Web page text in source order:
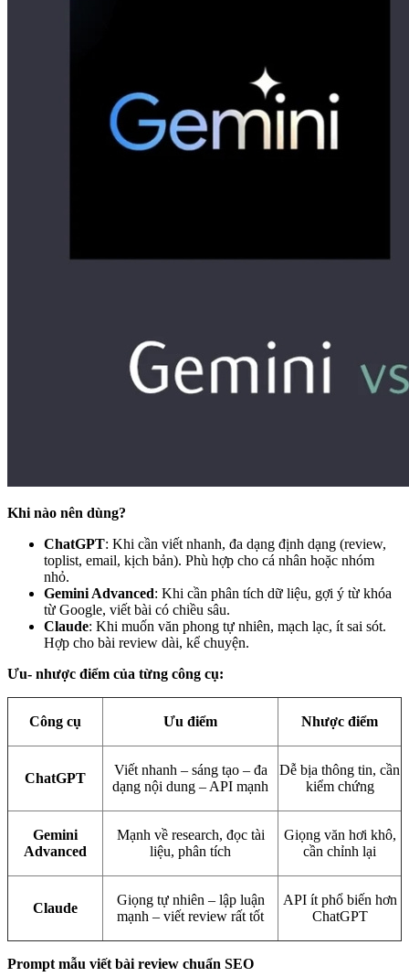
Khi nào nên dùng?
ChatGPT: Khi cần viết nhanh, đa dạng định dạng (review,
toplist, email, kịch bản). Phù hợp cho cá nhân hoặc nhóm
nhỏ.
Gemini Advanced: Khi cần phân tích dữ liệu, gợi ý từ khóa
từ Google, viết bài có chiều sâu.
Claude: Khi muốn văn phong tự nhiên, mạch lạc, ít sai sót.
Hợp cho bài review dài, kể chuyện.
Ưu- nhược điểm của từng công cụ:
Công cụ Ưu điểm Nhược điểm
ChatGPT
Viết nhanh – sáng tạo – đa
dạng nội dung – API mạnh
Dễ bịa thông tin, cần
kiểm chứng
Gemini
Advanced
Mạnh về research, đọc tài
liệu, phân tích
Giọng văn hơi khô,
cần chỉnh lại
Claude
Giọng tự nhiên – lập luận
mạnh – viết review rất tốt
API ít phổ biến hơn
ChatGPT
Prompt mẫu viết bài review chuẩn SEO